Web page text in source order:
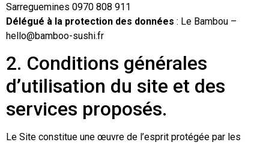
Sarreguemines 0970 808 911
Délégué à la protection des données : Le Bambou –
hello@bamboo-sushi.fr
2. Conditions générales
d’utilisation du site et des
services proposés.
Le Site constitue une œuvre de l’esprit protégée par les